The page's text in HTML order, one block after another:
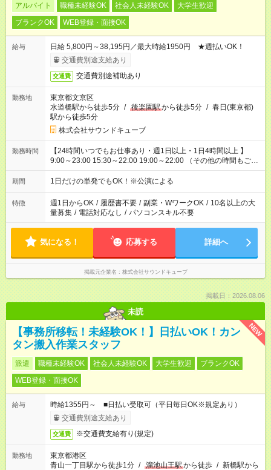
アルバイト 職種未経験OK 社会人未経験OK
大学生歓迎
ブランクOK
WEB登録・面接OK
給与
日給 5,800円～38,195円／最大時給1950円 ★週払いOK！
交通費別途支給あり
交通費 交通費別途補助あり
勤務地
東京都文京区
水道橋駅から徒歩5分 / 後楽園駅から徒歩5分 / 春日(東京都)
駅から徒歩5分
株式会社サウンドキューブ
勤務時間
【24時間いつでもお仕事あり・週1日以上・1日4時間以上 】
9:00～23:00 15:30～22:00 19:00～22:00 （その他の時間もござ
います！） 19:00～23:30 21:00～翌5:00 etc... ＊上記シフトは
一例です。現場により、時間が異なります！ ＊イベントが早く
期間 1日だけの単発でもOK！※公演による
特徴 週1日からOK / 履歴書不要 / 副業・WワークOK / 10名以上の大
量募集 / 電話対応なし / パソコンスキル不要
気になる！ 応募する 詳細へ
掲載元企業名 株式会社サウンドキューブ
掲載日：2026.08.06
未読
NEW
【事務所移転！未経験OK！】日払いOK！カン
タン搬入作業スタッフ
派遣 職種未経験OK 社会人未経験OK 大学生歓迎
ブランクOK
WEB登録・面接OK
給与
時給1355円～ ■日払い受取可（平日毎日OK※規定あり）
交通費別途支給あり
交通費 ※交通費支給有り(規定)
勤務地
東京都港区
青山一丁目駅から徒歩1分 / 溜池山王駅から徒歩 / 新橋駅から